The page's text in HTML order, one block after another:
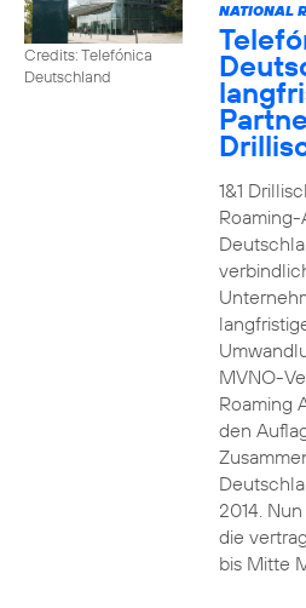
Credits: Telefónica
Deutschland
NATIONAL
1&1
MVNO-
Roaming
den
2014.
die
bis Mitte